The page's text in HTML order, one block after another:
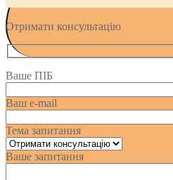
Отримати консультацію
Ваше ПІБ
Ваш e-mail
Тема запитання
Ваше запитання